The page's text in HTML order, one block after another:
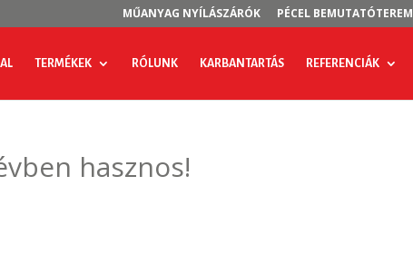
MŰANYAG NYÍLÁSZÁRÓK PÉCEL BEMUTATÓTEREM
TERMÉKEK RÓLUNK KARBANTARTÁS REFERENCIÁK
hasznos!